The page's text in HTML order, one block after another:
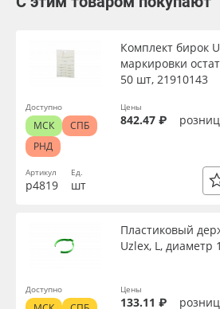
Артикул
р4819
Комплект бирок
маркировки
50 шт, 21910143
Ед.
шт
Цены
842.47 ₽
Доступно
МСК
СПБ
РНД
Пластиковый
Uzlex, L, диаметр
Цены
133.11 ₽
Доступно